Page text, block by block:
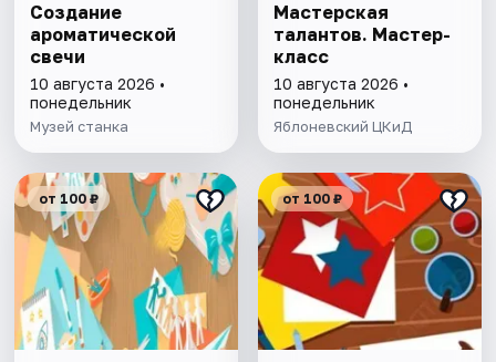
Создание
ароматической
свечи
10 августа 2026 •
понедельник
Музей станка
Мастерская
талантов. Мастер-
класс
10 августа 2026 •
понедельник
Яблоневский ЦКиД
от 100 ₽ от 100 ₽